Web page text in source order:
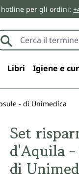
per gli ordini:
Libri Igiene e
- di Unimedica
Set
d'Aquila -
di